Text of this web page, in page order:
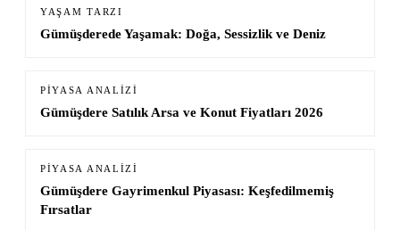
YAŞAM TARZI
Gümüşderede Yaşamak: Doğa, Sessizlik ve Deniz
PIYASA ANALIZI
Gümüşdere Satılık Arsa ve Konut Fiyatları 2026
PIYASA ANALIZI
Gümüşdere Gayrimenkul Piyasası: Keşfedilmemiş
Fırsatlar